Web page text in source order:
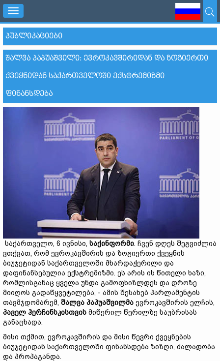
Toggle
navigation
ᲞᲣᲑᲚᲘᲙᲐᲪᲘᲔᲑᲘ
ᲨᲐᲚᲕᲐ ᲞᲐᲞᲣᲐᲨᲕᲘᲚᲘ: ᲔᲕᲠᲝᲙᲐᲕᲨᲘᲠᲘᲓᲐᲜ ᲓᲐ ᲖᲝᲒᲘᲔᲠᲗᲘ
ᲥᲕᲔᲧᲜᲘᲓᲐᲜ ᲡᲐᲥᲐᲠᲗᲕᲔᲚᲝᲨᲘ ᲔᲥᲡᲢᲠᲔᲛᲘᲖᲛᲘ
ᲤᲘᲜᲐᲜᲡᲓᲔᲑᲐ
საქართველო, 6 ივნისი, საქინფორმი. ჩვენ დღეს შეგვიძლია
ვთქვათ, რომ ევროკავშირის და ზოგიერთი ქვეყნის
ბიუჯეტიდან საქართველოში მხარდაჭერილი და
დაფინანსებულია ექსტრემიზმი. ეს არის ის წითელი ხაზი,
რომლისგანაც ყველა უნდა გამოფხიზლდეს და დროზე
მიიღოს გადაწყვეტილება, - ამის შესახებ პარლამენტის
თავმჯდომარემ, შალვა პაპუაშვილმა ევროკავშირის ელჩის,
პაველ ჰერჩინსკისთვის მიწერილ წერილზე საუბრისას
განაცხადა.
მისი თქმით, ევროკავშირის და მისი წევრი ქვეყნების
ბიუჯეტიდან საქართველოში ფინანსდება ზიზღი, ძალადობა
და პროპაგანდა.